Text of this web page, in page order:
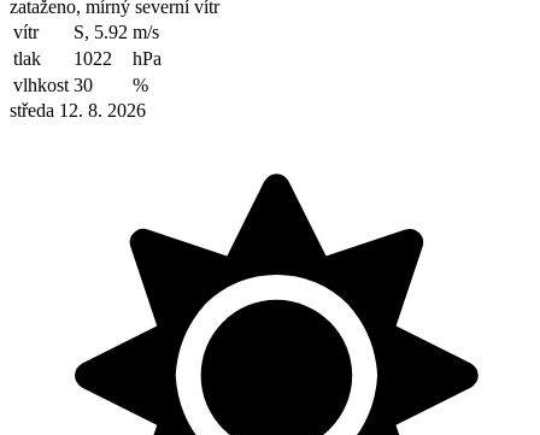
zataženo, mírný severní vítr
vítr
S, 5.92 m/s
tlak
1022
hPa
vlhkost 30
%
středa 12. 8. 2026